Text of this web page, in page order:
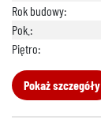
Rok budowy:
Pok.:
Piętro:
Pokaż szczegóły